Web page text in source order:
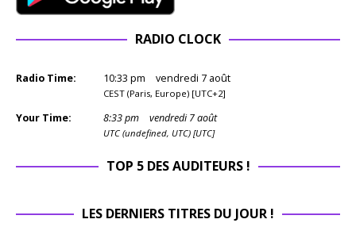
RADIO CLOCK
Radio Time: 10:33 pm vendredi 7 août
CEST (Paris, Europe) [UTC+2]
Your Time: 8:33pm vendredi 7 août
UTC (undefined, UTC) [UTC]
TOP 5 DES AUDITEURS !
LES DERNIERS TITRES DU JOUR !